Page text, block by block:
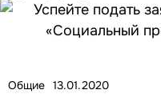
Общие 13.01.2020